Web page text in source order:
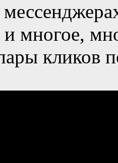
и многое,
кликов